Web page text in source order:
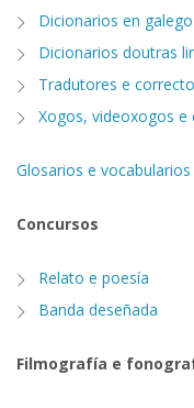
Dicionarios en galego
Dicionarios doutras
Tradutores e
Xogos, videoxogos
Glosarios e vocabularios
Concursos
Relato e poesía
Banda deseñada
Filmografía e